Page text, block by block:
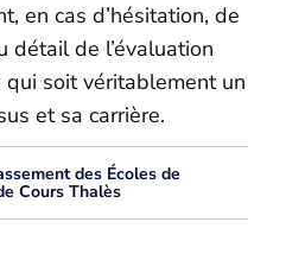
en cas d’hésitation, de
détail de l’évaluation
qui soit véritablement un
et sa carrière.
des Écoles de
Cours Thalès